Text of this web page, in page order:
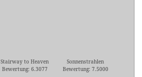
Stairway to Heaven
Bewertung: 6.3077
Sonnenstrahlen
Bewertung: 7.5000